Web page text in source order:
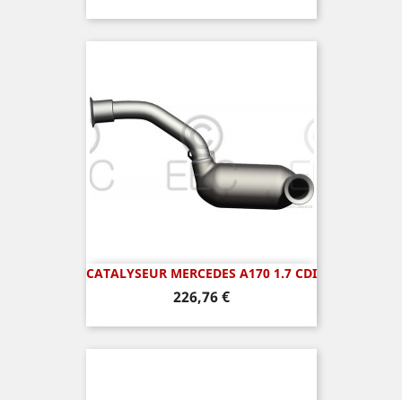
CATALYSEUR MERCEDES A170 1.7 CDI
Prix
226,76 €